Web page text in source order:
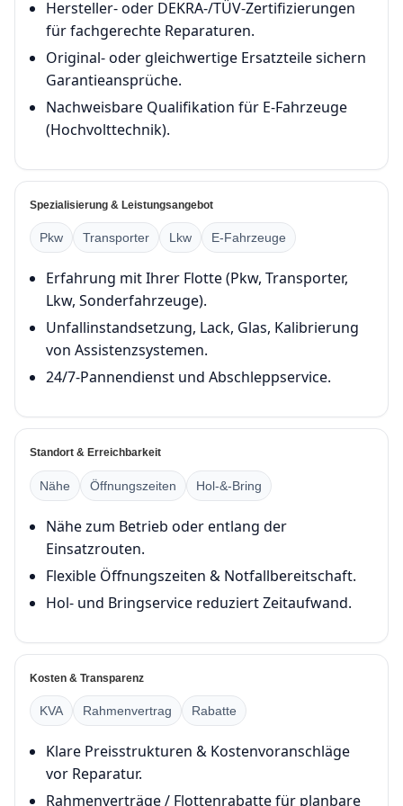
Hersteller- oder DEKRA-/TÜV-Zertifizierungen
für fachgerechte Reparaturen.
Original- oder gleichwertige Ersatzteile sichern
Garantieansprüche.
Nachweisbare Qualifikation für E-Fahrzeuge
(Hochvolttechnik).
Spezialisierung & Leistungsangebot
Pkw Transporter Lkw E-Fahrzeuge
Erfahrung mit Ihrer Flotte (Pkw, Transporter,
Lkw, Sonderfahrzeuge).
Unfallinstandsetzung, Lack, Glas, Kalibrierung
von Assistenzsystemen.
24/7-Pannendienst und Abschleppservice.
Standort & Erreichbarkeit
Nähe Öffnungszeiten Hol-&-Bring
Nähe zum Betrieb oder entlang der
Einsatzrouten.
Flexible Öffnungszeiten & Notfallbereitschaft.
Hol- und Bringservice reduziert Zeitaufwand.
Kosten & Transparenz
KVA Rahmenvertrag Rabatte
Klare Preisstrukturen & Kostenvoranschläge
vor Reparatur.
Rahmenverträge / Flottenrabatte für planbare